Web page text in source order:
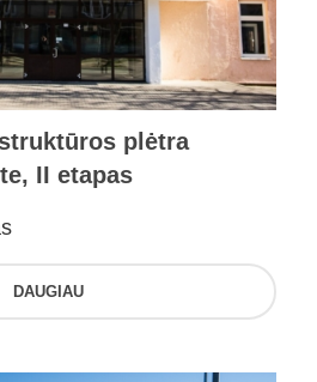
plėtra
II etapas
DAUGIAU